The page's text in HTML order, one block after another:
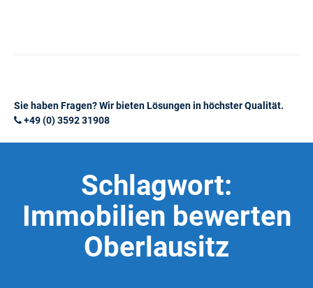
Sie haben Fragen? Wir bieten Lösungen in höchster Qualität.
+49 (0) 3592 31908
Schlagwort:
Immobilien bewerten
Oberlausitz